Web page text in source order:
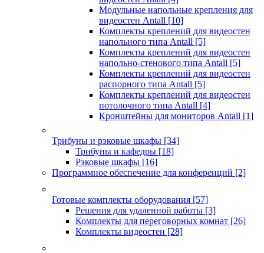
Модульные напольные крепления для
видеостен Antall [10]
Комплекты креплений для видеостен
напольного типа Antall [5]
Комплекты креплений для видеостен
напольно-стенового типа Antall [5]
Комплекты креплений для видеостен
распорного типа Antall [5]
Комплекты креплений для видеостен
потолочного типа Antall [4]
Кронштейны для мониторов Antall [1]
Трибуны и рэковые шкафы [34]
Трибуны и кафедры [18]
Рэковые шкафы [16]
Программное обеспечение для конференций [2]
Готовые комплекты оборудования [57]
Решения для удаленной работы [3]
Комплекты для переговорных комнат [26]
Комплекты видеостен [28]